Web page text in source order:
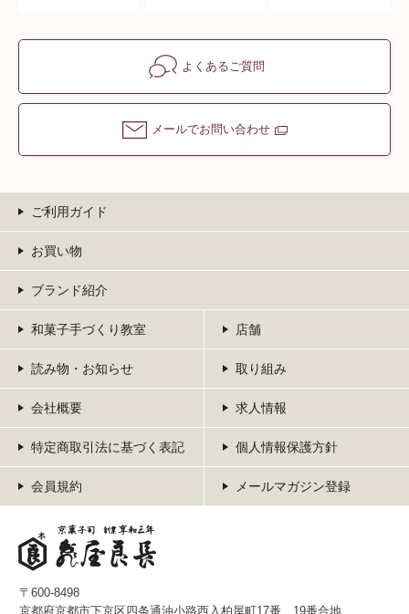
よくあるご質問
メールでお問い合わせ
ご利用ガイド
お買い物
ブランド紹介
和菓子手づくり教室 店舗
読み物・お知らせ 取り組み
会社概要 求人情報
特定商取引法に基づく表記 個人情報保護方針
会員規約 メールマガジン登録
〒600-8498
京都府京都市下京区四条通油小路西入柏屋町17番、19番合地